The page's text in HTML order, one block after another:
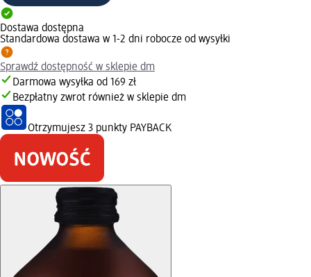
Dostawa dostępna
Standardowa dostawa w 1-2 dni robocze od wysyłki
Sprawdź dostępność w sklepie dm
Darmowa wysyłka od 169 zł
Bezpłatny zwrot również w sklepie dm
Otrzymujesz 3 punkty PAYBACK